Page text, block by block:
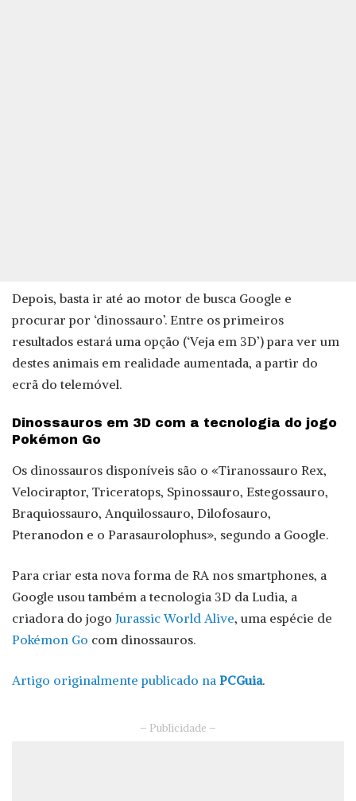
Depois, basta ir até ao motor de busca Google e
procurar por ‘dinossauro’. Entre os primeiros
resultados estará uma opção (‘Veja em 3D’) para ver um
destes animais em realidade aumentada, a partir do
ecrã do telemóvel.
Dinossauros em 3D com a tecnologia do jogo
Pokémon Go
Os dinossauros disponíveis são o «Tiranossauro Rex,
Velociraptor, Triceratops, Spinossauro, Estegossauro,
Braquiossauro, Anquilossauro, Dilofosauro,
Pteranodon e o Parasaurolophus», segundo a Google.
Para criar esta nova forma de RA nos smartphones, a
Google usou também a tecnologia 3D da Ludia, a
criadora do jogo Jurassic World Alive, uma espécie de
Pokémon Go com dinossauros.
Artigo originalmente publicado na PCGuia.
– Publicidade –